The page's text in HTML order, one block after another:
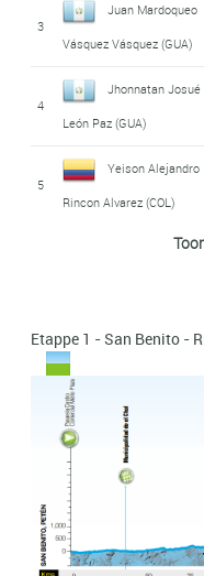
3
Juan Mardoqueo
Vásquez Vásquez (GUA)
4
Jhonnatan Josué
León Paz (GUA)
5
Yeison Alejandro
Rincon Alvarez (COL)
Fredy Orlando Toc
7
Rabinal (GUA)
Luis Enrique López
Nolasco (HON)
9
Cristian Camilo
Cubides Morales (COL)
Wilmar Jair Perez
Etappe 1 - San Benito -